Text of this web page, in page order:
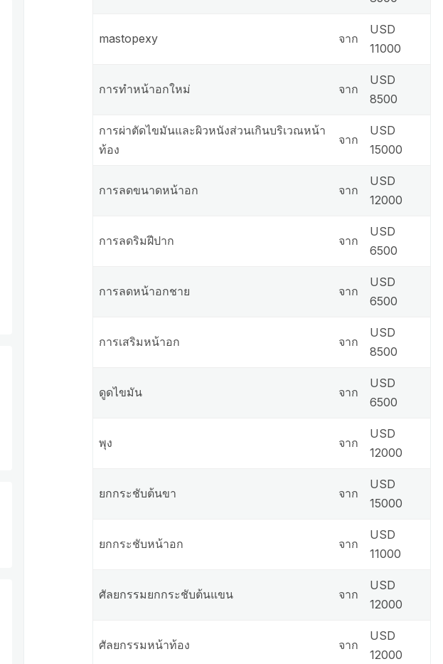
mastopexy จาก
USD
11000
การทำหน้าอกใหม่ จาก
USD
8500
การผ่าตัดไขมันและผิวหนังส่วนเกินบริเวณหน้า
ท้อง
จาก
USD
15000
การลดขนาดหน้าอก จาก
USD
12000
การลดริมฝีปาก จาก
USD
6500
การลดหน้าอกชาย จาก
USD
6500
การเสริมหน้าอก จาก
USD
8500
ดูดไขมัน จาก
USD
6500
พุง จาก
USD
12000
ยกกระชับต้นขา จาก
USD
15000
ยกกระชับหน้าอก จาก
USD
11000
ศัลยกรรมยกกระชับต้นแขน จาก
USD
12000
ศัลยกรรมหน้าท้อง จาก
USD
12000